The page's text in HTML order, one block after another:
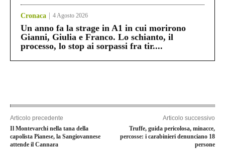
Cronaca 4 Agosto 2026
Un anno fa la strage in A1 in cui morirono
Gianni, Giulia e Franco. Lo schianto, il
processo, lo stop ai sorpassi fra tir....
Articolo precedente
Il Montevarchi nella tana della
capolista Pianese, la Sangiovannese
attende il Cannara
Articolo successivo
Truffe, guida pericolosa, minacce,
percosse: i carabinieri denunciano 18
persone